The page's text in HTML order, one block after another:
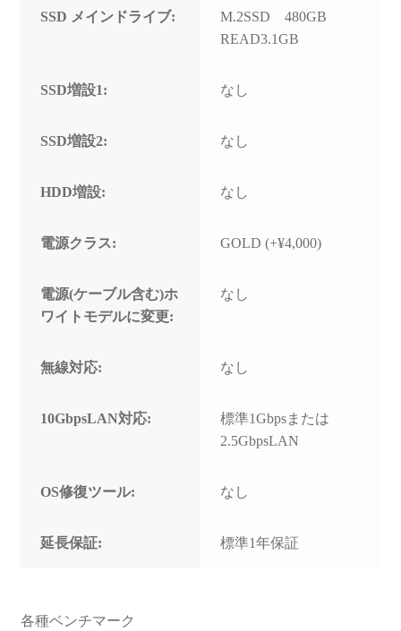
SSD メインドライブ:
M.2SSD 480GB
READ3.1GB
SSD増設1: なし
SSD増設2: なし
HDD増設: なし
電源クラス: GOLD (+¥4,000)
電源(ケーブル含む)ホ
ワイトモデルに変更:
なし
無線対応: なし
10GbpsLAN対応:
標準1Gbpsまたは
2.5GbpsLAN
OS修復ツール: なし
延長保証: 標準1年保証
各種ベンチマーク